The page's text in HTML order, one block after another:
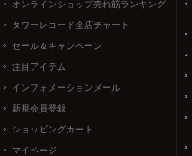
オンラインショップ売れ筋ランキング
タワーレコード全店チャート
セール＆キャンペーン
注目アイテム
インフォメーションメール
新規会員登録
ショッピングカート
マイページ